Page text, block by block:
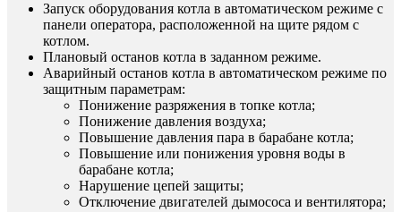
Запуск оборудования котла в автоматическом режиме с
панели оператора, расположенной на щите рядом с
котлом.
Плановый останов котла в заданном режиме.
Аварийный останов котла в автоматическом режиме по
защитным параметрам:
Понижение разряжения в топке котла;
Понижение давления воздуха;
Повышение давления пара в барабане котла;
Повышение или понижения уровня воды в
барабане котла;
Нарушение цепей защиты;
Отключение двигателей дымососа и вентилятора;